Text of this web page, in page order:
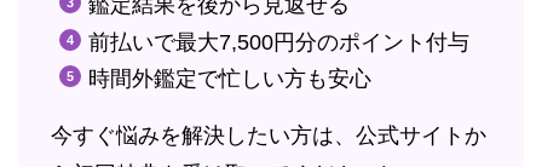
鑑定結果を後から見返せる
前払いで最大7,500円分のポイント付与
時間外鑑定で忙しい方も安心
今すぐ悩みを解決したい方は、公式サイトか